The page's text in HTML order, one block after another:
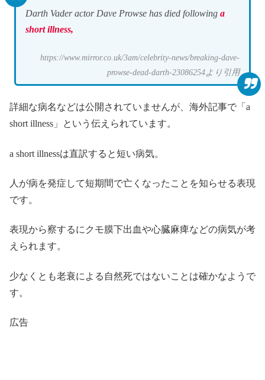
Darth Vader actor Dave Prowse has died following a
short illness,
https://www.mirror.co.uk/3am/celebrity-news/breaking-dave-
prowse-dead-darth-23086254より引用
詳細な病名などは公開されていませんが、海外記事で「a
short illness」という伝えられています。
a short illnessは直訳すると短い病気。
人が病を発症して短期間で亡くなったことを知らせる表現
です。
表現から察するにクモ膜下出血や心臓麻痺などの病気が考
えられます。
少なくとも老衰による自然死ではないことは確かなようで
す。
広告